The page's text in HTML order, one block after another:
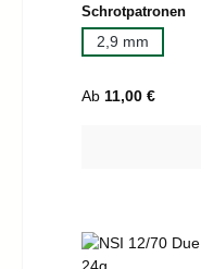
Schrotpatronen
2,9 mm
Regulärer Preis:
Ab 11,00 €